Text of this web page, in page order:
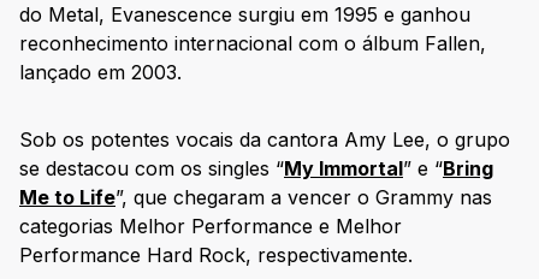
do Metal, Evanescence surgiu em 1995 e ganhou
reconhecimento internacional com o álbum Fallen,
lançado em 2003.
Sob os potentes vocais da cantora Amy Lee, o grupo
se destacou com os singles “My Immortal” e “Bring
Me to Life”, que chegaram a vencer o Grammy nas
categorias Melhor Performance e Melhor
Performance Hard Rock, respectivamente.